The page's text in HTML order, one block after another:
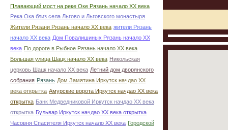
Плавающий мост на реке Оке Рязань начало ХХ века
Река Ока близ села Льгово и Льговского монастыря
Жители Рязани Рязань начало ХХ века жители Рязань
начало ХХ века Дом Повалишиных Рязань начало ХХ
века По дороге в Рыбное Рязань начало ХХ века
Большая улица Шацк начало ХХ века Никольская
церковь Шацк начало ХХ века Летний дом дворянского
собрания Рязань Дом Замятина Иркутск начдао ХХ
века открытка Амурские ворота Иркутск начдао ХХ века
открытка Банк Медведниковой Иркутск начдао ХХ века
открытка Бульвар Иркутск начдао ХХ века открытка
Часовня Спасителя Иркутск начало ХХ века Городской